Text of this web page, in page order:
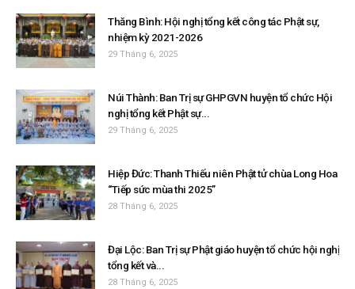
Thăng Bình: Hội nghị tổng kết công tác Phật sự,
nhiệm kỳ 2021-2026
29 Tháng 6, 2025
Núi Thành: Ban Trị sự GHPGVN huyện tổ chức Hội
nghị tổng kết Phật sự...
29 Tháng 6, 2025
Hiệp Đức: Thanh Thiếu niên Phật tử chùa Long Hoa
“Tiếp sức mùa thi 2025”
28 Tháng 6, 2025
Đại Lộc: Ban Trị sự Phật giáo huyện tổ chức hội nghị
tổng kết và...
28 Tháng 6, 2025